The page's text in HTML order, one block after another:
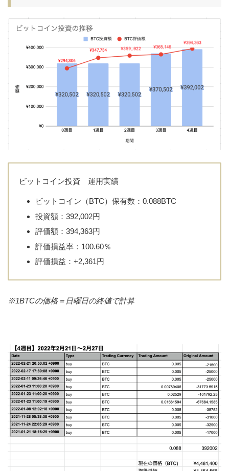
ビットコイン投資 運用実績
ビットコイン（BTC）保有数：0.088BTC
投資額：392,002円
評価額：394,363円
評価損益率：100.60％
評価損益：+2,361円
※1BTCの価格＝日曜日の終値で計算